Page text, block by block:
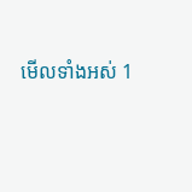
មើល​ទាំងអស់ 1